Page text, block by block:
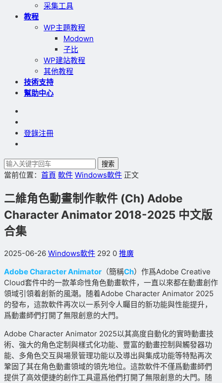
采集工具
教程
WP主題教程
Modown
子比
WP建站教程
其他教程
技術支持
幫助中心
登錄注冊
搜索
當前位置： 首頁 軟件 Windows軟件 正文
二維角色動畫制作軟件 (Ch) Adobe
Character Animator 2018-2025 中文版
合集
2025-06-26 Windows軟件 292 0 推廣
Adobe Character Animator （簡稱Ch）作爲Adobe Creative
Cloud套件中的一款革命性角色動畫軟件，一直以來都在動畫創作
領域引領着創新的風潮。随着Adobe Character Animator 2025
的發布，這款軟件再次以一系列令人矚目的新功能與性能提升，
爲動畫師們打開了無限創意的大門。
Adobe Character Animator 2025以其高度自動化的實時動畫技
術、強大的角色定制與樣式化功能、豐富的動畫控制與觸發器功
能、多角色交互與場景管理功能以及導出與集成功能等特點再次
鞏固了其在角色動畫領域的領先地位。這款軟件不僅爲動畫師們
提供了高效便捷的創作工具還爲他們打開了無限創意的大門。随